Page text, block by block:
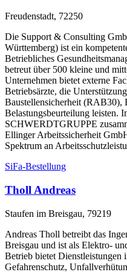
Freudenstadt, 72250
Die Support & Consulting
Württemberg) ist ein
Betriebliches
betreut über 500 kleine und
Unternehmen bietet externe
Betriebsärzte, die
Baustellensicherheit
Belastungsbeurteilung leisten.
SCHWERDTGRUPPE
Ellinger Arbeitssicherheit
Spektrum an
SiFa-Bestellung
Tholl Andreas
Staufen im Breisgau, 79219
Andreas Tholl betreibt das
Breisgau und ist als Elektro-
Betrieb bietet Dienstleistungen
Gefahrenschutz,